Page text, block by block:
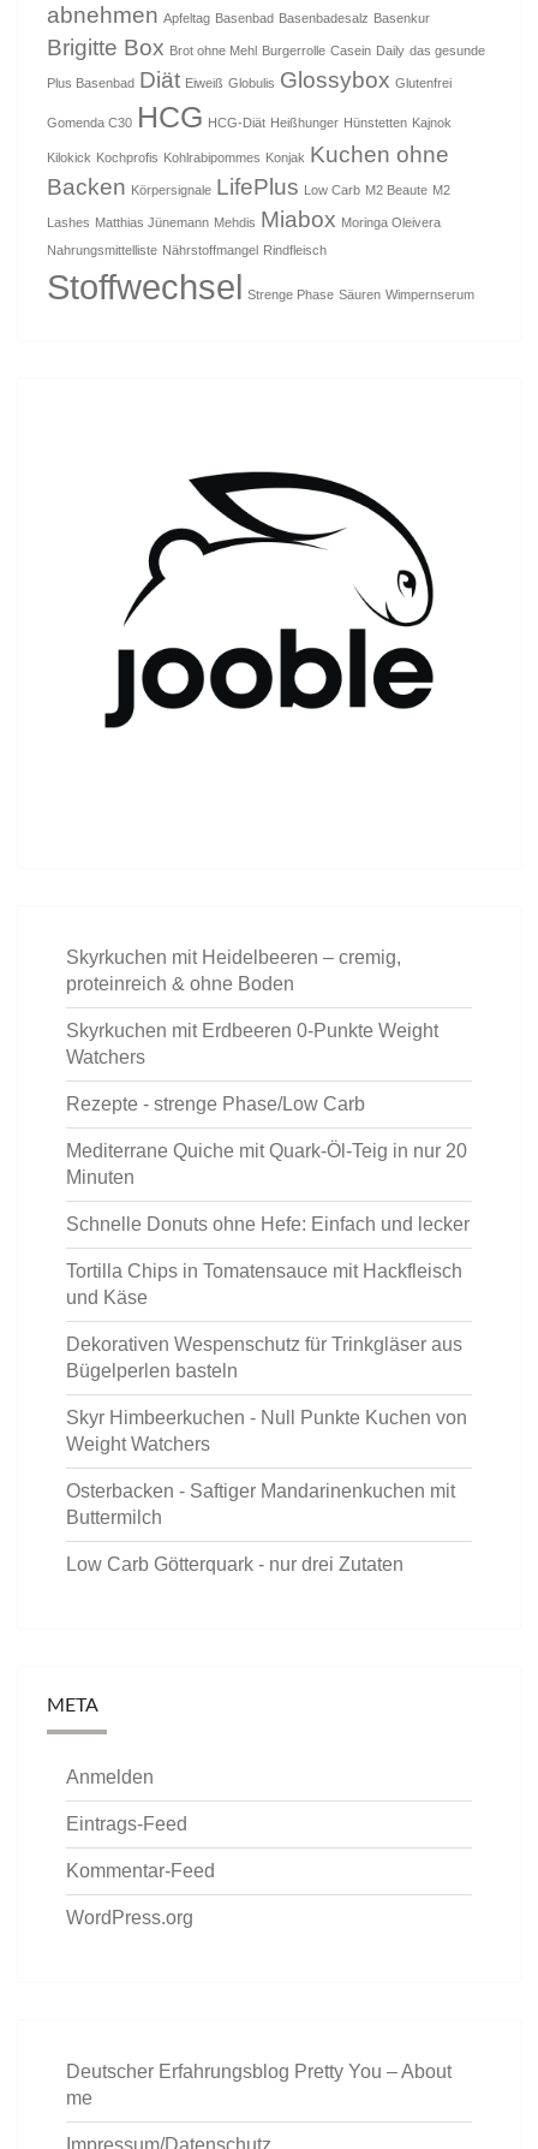
abnehmen Apfeltag Basenbad Basenbadesalz Basenkur
Brigitte Box Brot ohne Mehl Burgerrolle Casein Daily das gesunde
Plus Basenbad Diät Eiweiß Globulis Glossybox Glutenfrei
Gomenda C30 HCG HCG-Diät Heißhunger Hünstetten Kajnok
Kilokick Kochprofis Kohlrabipommes Konjak Kuchen ohne
Backen Körpersignale LifePlus Low Carb M2 Beaute M2
Lashes Matthias Jünemann Mehdis Miabox Moringa Oleivera
Nahrungsmittelliste Nährstoffmangel Rindfleisch
Stoffwechsel Strenge Phase Säuren Wimpernserum
Skyrkuchen mit Heidelbeeren – cremig,
proteinreich & ohne Boden
Skyrkuchen mit Erdbeeren 0-Punkte Weight
Watchers
Rezepte - strenge Phase/Low Carb
Mediterrane Quiche mit Quark-Öl-Teig in nur 20
Minuten
Schnelle Donuts ohne Hefe: Einfach und lecker
Tortilla Chips in Tomatensauce mit Hackfleisch
und Käse
Dekorativen Wespenschutz für Trinkgläser aus
Bügelperlen basteln
Skyr Himbeerkuchen - Null Punkte Kuchen von
Weight Watchers
Osterbacken - Saftiger Mandarinenkuchen mit
Buttermilch
Low Carb Götterquark - nur drei Zutaten
META
Anmelden
Eintrags-Feed
Kommentar-Feed
WordPress.org
Deutscher Erfahrungsblog Pretty You – About
me
Impressum/Datenschutz